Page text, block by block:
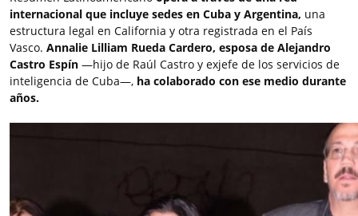
internacional que incluye sedes en Cuba y Argentina, una
estructura legal en California y otra registrada en el País
Vasco. Annalie Lilliam Rueda Cardero, esposa de Alejandro
Castro Espín —hijo de Raúl Castro y exjefe de los servicios de
inteligencia de Cuba—, ha colaborado con ese medio durante
años.